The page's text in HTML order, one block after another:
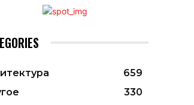
659
330